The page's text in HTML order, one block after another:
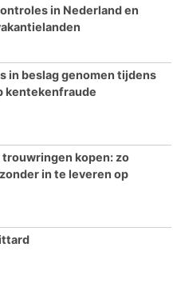
in Nederland en
in beslag genomen tijdens
kentekenfraude
trouwringen kopen: zo
in te leveren op